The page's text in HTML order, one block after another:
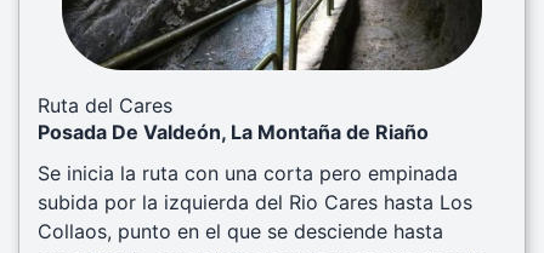
Ruta del Cares
Posada De Valdeón, La Montaña de Riaño
Se inicia la ruta con una corta pero empinada
subida por la izquierda del Rio Cares hasta Los
Collaos, punto en el que se desciende hasta